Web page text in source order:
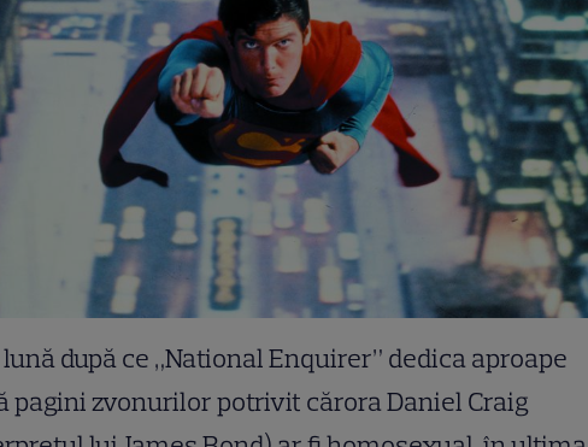
lună după ce „National Enquirer” dedica aproape
pagini zvonurilor potrivit cărora Daniel Craig